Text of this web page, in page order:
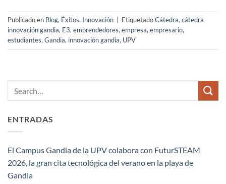
Publicado en Blog, Éxitos, Innovación EtiquetadoCátedra,cátedra
innovación gandia, E3,emprendedores,empresa,empresario,
estudiantes,Gandia, innovación gandia, UPV
ENTRADAS
El Campus Gandia de la UPV colabora con FuturSTEAM
2026, la gran cita tecnológica del verano en la playa de
Gandia